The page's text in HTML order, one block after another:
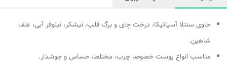
حاوی سنتلا آسیاتیکا، درخت چای و برگ قلب، نیشکر، نیلوفر آبی، علف
شاهین.
مناسب انواع پوست خصوصا چرب، مختلط، حساس و جوشدار.